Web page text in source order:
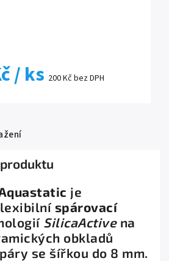
/ ks 200 Kč bez DPH
je
spárovací
SilicaActivena
obkladů
se šířkou do 8 mm.